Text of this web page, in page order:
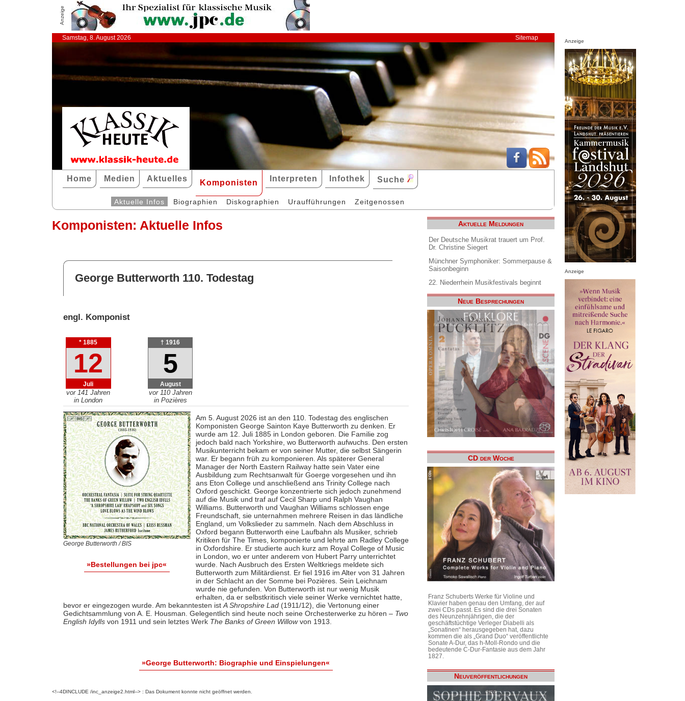
Anzeige
Samstag, 8. August 2026 Sitemap
Home Medien Aktuelles Komponisten Interpreten Infothek Suche
Aktuelle Infos Biographien Diskographien Uraufführungen Zeitgenossen
Komponisten: Aktuelle Infos
George Butterworth 110. Todestag
engl. Komponist
* 1885
12
Juli
vor 141 Jahren
in London
† 1916
5
August
vor 110 Jahren
in Pozières
George Butterworth / BIS
»Bestellungen bei jpc«
Am 5. August 2026 ist an den 110. Todestag des englischen
Komponisten George Sainton Kaye Butterworth zu denken. Er
wurde am 12. Juli 1885 in London geboren. Die Familie zog
jedoch bald nach Yorkshire, wo Butterworth aufwuchs. Den ersten
Musikunterricht bekam er von seiner Mutter, die selbst Sängerin
war. Er begann früh zu komponieren. Als späterer General
Manager der North Eastern Railway hatte sein Vater eine
Ausbildung zum Rechtsanwalt für Goerge vorgesehen und ihn
ans Eton College und anschließend ans Trinity College nach
Oxford geschickt. George konzentrierte sich jedoch zunehmend
auf die Musik und traf auf Cecil Sharp und Ralph Vaughan
Williams. Butterworth und Vaughan Williams schlossen enge
Freundschaft, sie unternahmen mehrere Reisen in das ländliche
England, um Volkslieder zu sammeln. Nach dem Abschluss in
Oxford begann Butterworth eine Laufbahn als Musiker, schrieb
Kritiken für The Times, komponierte und lehrte am Radley College
in Oxfordshire. Er studierte auch kurz am Royal College of Music
in London, wo er unter anderem von Hubert Parry unterrichtet
wurde. Nach Ausbruch des Ersten Weltkriegs meldete sich
Butterworth zum Militärdienst. Er fiel 1916 im Alter von 31 Jahren
in der Schlacht an der Somme bei Pozières. Sein Leichnam
wurde nie gefunden. Von Butterworth ist nur wenig Musik
erhalten, da er selbstkritisch viele seiner Werke vernichtet hatte,
bevor er eingezogen wurde. Am bekanntesten ist A Shropshire Lad(1911/12), die Vertonung einer
Gedichtsammlung von A. E. Housman. Gelegentlich sind heute noch seine Orchesterwerke zu hören – Two
English Idyllsvon 1911 und sein letztes Werk The Banks of Green Willowvon 1913.
»George Butterworth: Biographie und Einspielungen«
<!--4DINCLUDE /inc_anzeige2.html--> : Das Dokument konnte nicht geöffnet werden.
Aktuelle Meldungen
Der Deutsche Musikrat trauert um Prof.
Dr. Christine Siegert
Münchner Symphoniker: Sommerpause &
Saisonbeginn
22. Niederrhein Musikfestivals beginnt
Neue Besprechungen
CD der Woche
Franz Schuberts Werke für Violine und
Klavier haben genau den Umfang, der auf
zwei CDs passt. Es sind die drei Sonaten
des Neunzehnjährigen, die der
geschäftstüchtige Verleger Diabelli als
„Sonatinen“ herausgegeben hat, dazu
kommen die als „Grand Duo“ veröffentlichte
Sonate A-Dur, das h-Moll-Rondo und die
bedeutende C-Dur-Fantasie aus dem Jahr
1827.
Neuveröffentlichungen
Anzeige
Anzeige